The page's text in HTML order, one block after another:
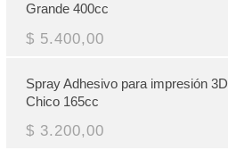
Grande 400cc
$ 5.400,00
Spray Adhesivo para impresión 3D
Chico 165cc
$ 3.200,00